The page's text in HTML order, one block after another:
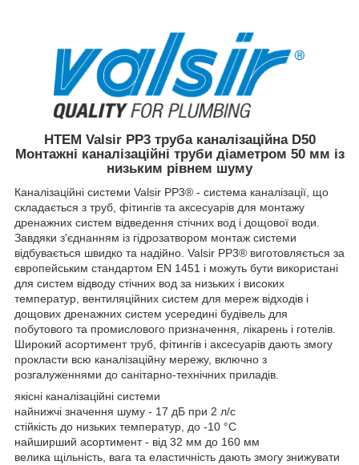
HTEM Valsir PP3 труба каналізаційна D50
Монтажні каналізаційні труби діаметром 50 мм із
низьким рівнем шуму
Каналізаційні системи Valsir PP3® - система каналізації, що
складається з труб, фітингів та аксесуарів для монтажу
дренажних систем відведення стічних вод і дощової води.
Завдяки з'єднанням із гідрозатвором монтаж системи
відбувається швидко та надійно. Valsir PP3® виготовляється за
європейським стандартом EN 1451 і можуть бути використані
для систем відводу стічних вод за низьких і високих
температур, вентиляційних систем для мереж відходів і
дощових дренажних систем усередині будівель для
побутового та промислового призначення, лікарень і готелів.
Широкий асортимент труб, фітингів і аксесуарів дають змогу
прокласти всю каналізаційну мережу, включно з
розгалуженнями до санітарно-технічних приладів.
якісні каналізаційні системи
найнижчі значення шуму - 17 дБ при 2 л/с
стійкість до низьких температур, до -10 °С
найширший асортимент - від 32 мм до 160 мм
велика щільність, вага та еластичність дають змогу знижувати